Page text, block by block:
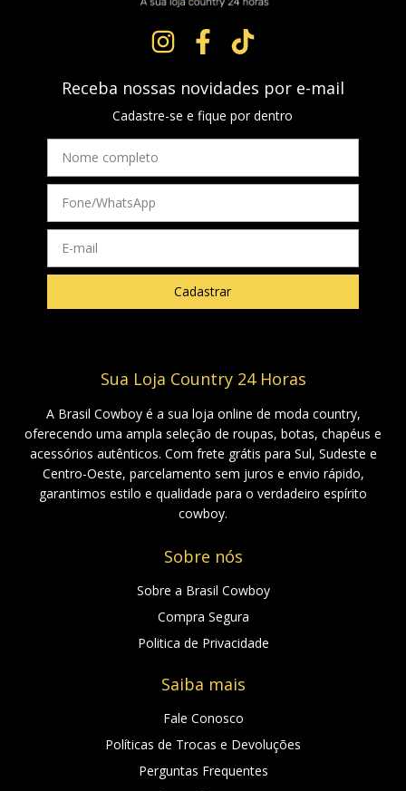
Receba nossas novidades por e-mail
Cadastre-se e fique por dentro
Sua Loja Country 24 Horas
A Brasil Cowboy é a sua loja online de moda country,
oferecendo uma ampla seleção de roupas, botas, chapéus e
acessórios autênticos. Com frete grátis para Sul, Sudeste e
Centro-Oeste, parcelamento sem juros e envio rápido,
garantimos estilo e qualidade para o verdadeiro espírito
cowboy.
Sobre nós
Sobre a Brasil Cowboy
Compra Segura
Politica de Privacidade
Saiba mais
Fale Conosco
Políticas de Trocas e Devoluções
Perguntas Frequentes